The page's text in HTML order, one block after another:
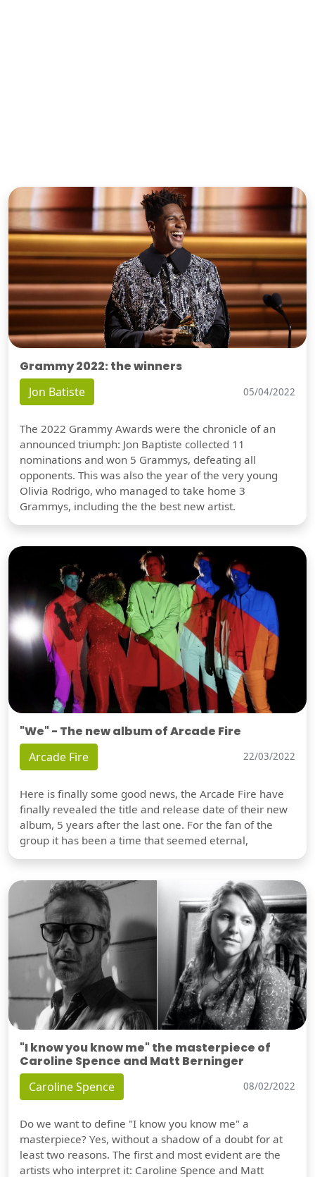
Grammy 2022: the winners
Jon Batiste 05/04/2022
The 2022 Grammy Awards were the chronicle of an
announced triumph: Jon Baptiste collected 11
nominations and won 5 Grammys, defeating all
opponents. This was also the year of the very young
Olivia Rodrigo, who managed to take home 3
Grammys, including the the best new artist.
"We" - The new album of Arcade Fire
Arcade Fire 22/03/2022
Here is finally some good news, the Arcade Fire have
finally revealed the title and release date of their new
album, 5 years after the last one. For the fan of the
group it has been a time that seemed eternal,
"I know you know me" the masterpiece of
Caroline Spence and Matt Berninger
Caroline Spence 08/02/2022
Do we want to define "I know you know me" a
masterpiece? Yes, without a shadow of a doubt for at
least two reasons. The first and most evident are the
artists who interpret it: Caroline Spence and Matt